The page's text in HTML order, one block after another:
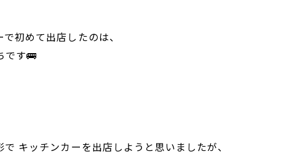
初めて出店したのは、
です🚌
キッチンカーを出店しようと思いましたが、